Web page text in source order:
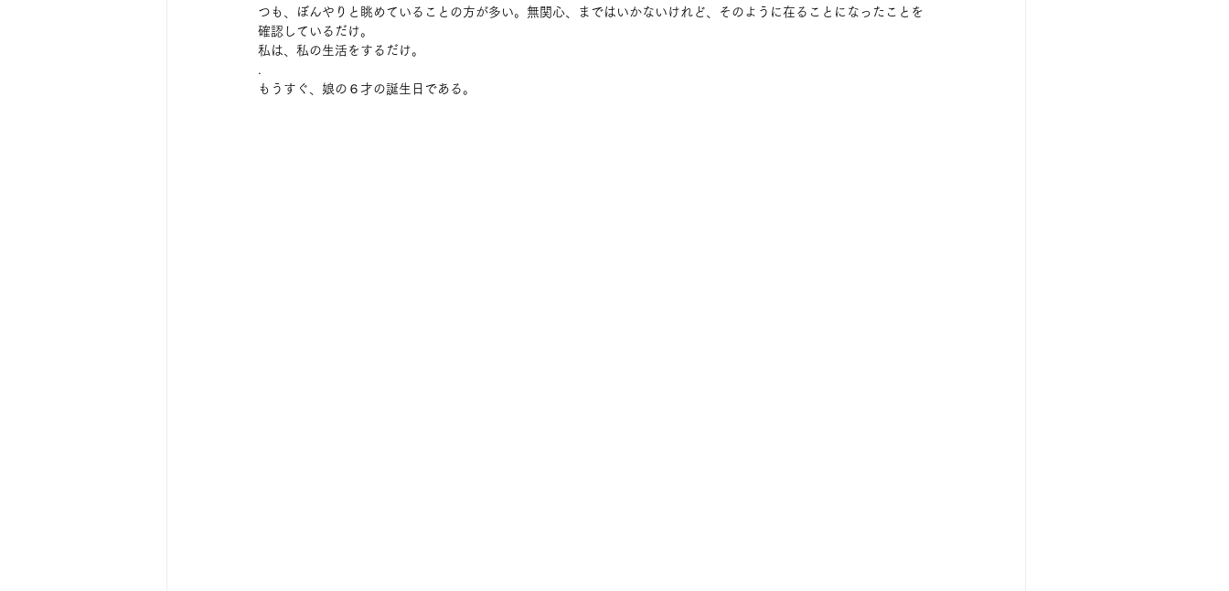
つも、ぼんやりと眺めていることの方が多い。無関心、まではいかないけれど、そのように在ることになったことを
確認しているだけ。
私は、私の生活をするだけ。
もうすぐ、娘の６才の誕生日である。